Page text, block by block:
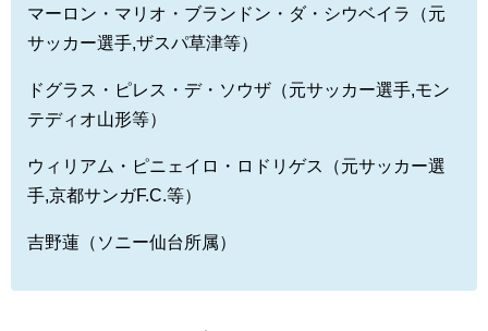
マーロン・マリオ・ブランドン・ダ・シウベイラ（元
サッカー選手,ザスパ草津等）
ドグラス・ピレス・デ・ソウザ（元サッカー選手,モン
テディオ山形等）
ウィリアム・ピニェイロ・ロドリゲス（元サッカー選
手,京都サンガF.C.等）
吉野蓮（ソニー仙台所属）